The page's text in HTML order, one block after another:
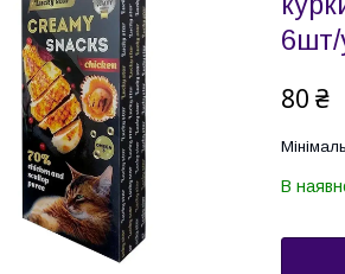
6шт/
80 ₴
В